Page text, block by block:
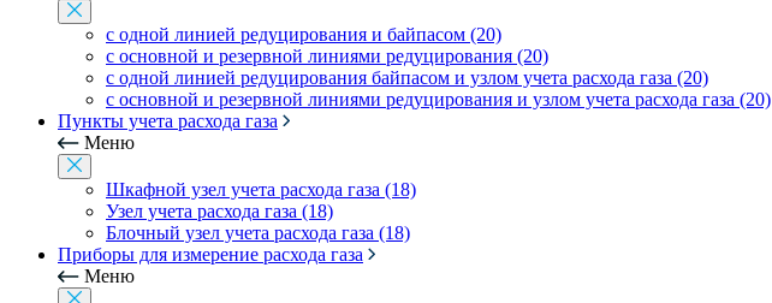
с одной линией редуцирования и байпасом (20)
с основной и резервной линиями редуцирования (20)
с одной линией редуцирования байпасом и узлом учета расхода газа (20)
с основной и резервной линиями редуцирования и узлом учета расхода газа (20)
Пункты учета расхода газа
Меню
Шкафной узел учета расхода газа (18)
Узел учета расхода газа (18)
Блочный узел учета расхода газа (18)
Приборы для измерение расхода газа
Меню